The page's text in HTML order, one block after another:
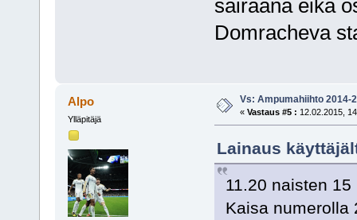
sairaana eikä
Domracheva
Alpo
Ylläpitäjä
Vs: Ampumahiihto 2014-
« Vastaus #5 : 12.02.2015,
Lainaus
11.20 naisten
Kaisa numerolla